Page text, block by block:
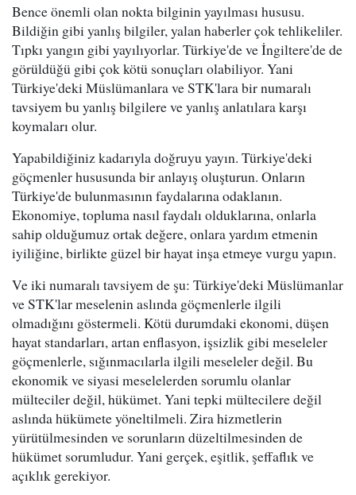
Bence önemli olan nokta bilginin yayılması hususu.
Bildiğin gibi yanlış bilgiler, yalan haberler çok tehlikeliler.
Tıpkı yangın gibi yayılıyorlar. Türkiye'de ve İngiltere'de de
görüldüğü gibi çok kötü sonuçları olabiliyor. Yani
Türkiye'deki Müslümanlara ve STK'lara bir numaralı
tavsiyem bu yanlış bilgilere ve yanlış anlatılara karşı
koymaları olur.
Yapabildiğiniz kadarıyla doğruyu yayın. Türkiye'deki
göçmenler hususunda bir anlayış oluşturun. Onların
Türkiye'de bulunmasının faydalarına odaklanın.
Ekonomiye, topluma nasıl faydalı olduklarına, onlarla
sahip olduğumuz ortak değere, onlara yardım etmenin
iyiliğine, birlikte güzel bir hayat inşa etmeye vurgu yapın.
Ve iki numaralı tavsiyem de şu: Türkiye'deki Müslümanlar
ve STK'lar meselenin aslında göçmenlerle ilgili
olmadığını göstermeli. Kötü durumdaki ekonomi, düşen
hayat standarları, artan enflasyon, işsizlik gibi meseleler
göçmenlerle, sığınmacılarla ilgili meseleler değil. Bu
ekonomik ve siyasi meselelerden sorumlu olanlar
mülteciler değil, hükümet. Yani tepki mültecilere değil
aslında hükümete yöneltilmeli. Zira hizmetlerin
yürütülmesinden ve sorunların düzeltilmesinden de
hükümet sorumludur. Yani gerçek, eşitlik, şeffaflık ve
açıklık gerekiyor.